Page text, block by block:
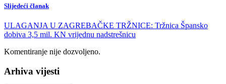
Slijedeći članak
ULAGANJA U ZAGREBAČKE TRŽNICE: Tržnica Špansko
dobiva 3,5 mil. KN vrijednu nadstrešnicu
Komentiranje nije dozvoljeno.
Arhiva vijesti